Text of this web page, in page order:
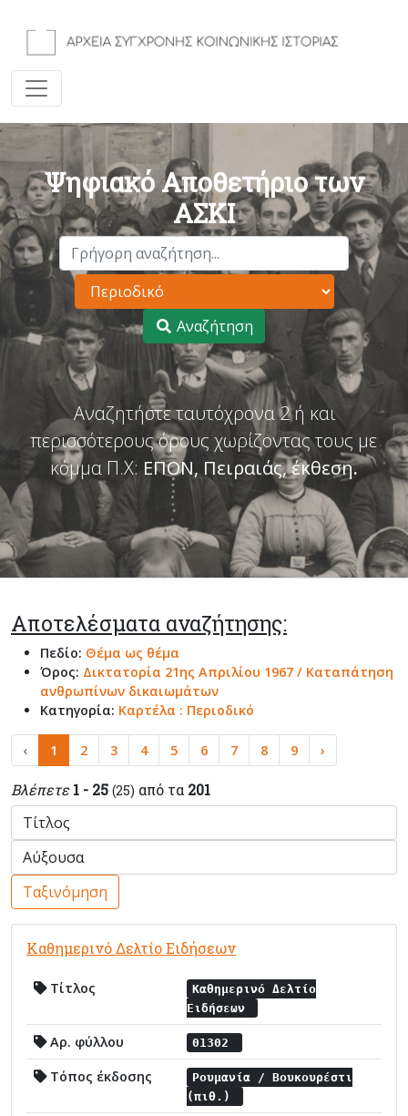
Ψηφιακό Αποθετήριο των
ΑΣΚΙ
Αναζήτηση
Αναζητήστε ταυτόχρονα 2 ή και
περισσότερους όρους χωρίζοντας τους με
κόμμα Π.Χ: ΕΠΟΝ, Πειραιάς, έκθεση.
Αποτελέσματα αναζήτησης:
Πεδίο: Θέμα ως θέμα
Όρος: Δικτατορία 21ης Απριλίου 1967 / Καταπάτηση
ανθρωπίνων δικαιωμάτων
Κατηγορία: Καρτέλα : Περιοδικό
‹ 1 2 3 4 5 6 7 8 9 ›
Βλέπετε 1 - 25 (25) από τα 201
Ταξινόμηση
Καθημερινό Δελτίο Ειδήσεων
Τίτλος
Καθημερινό Δελτίο
Ειδήσεων
Αρ. φύλλου 01302
Τόπος έκδοσης
Ρουμανία / Βουκουρέστι
(πιθ.)